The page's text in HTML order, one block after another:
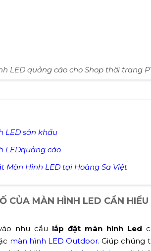
LED quảng cáo cho Shop thời trang
LED sân khấu
LEDquảng cáo
Màn Hình LED tại Hoàng Sa Việt
CỦA MÀN HÌNH LED CẦN HIỂU
nhu cầu lắp đặt màn hình Led
màn hình LED Outdoor. Giúp chúng